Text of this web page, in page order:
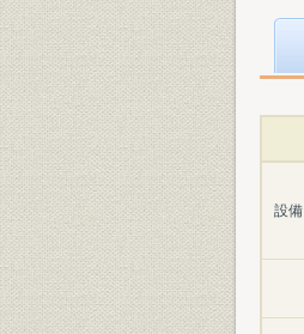
設備